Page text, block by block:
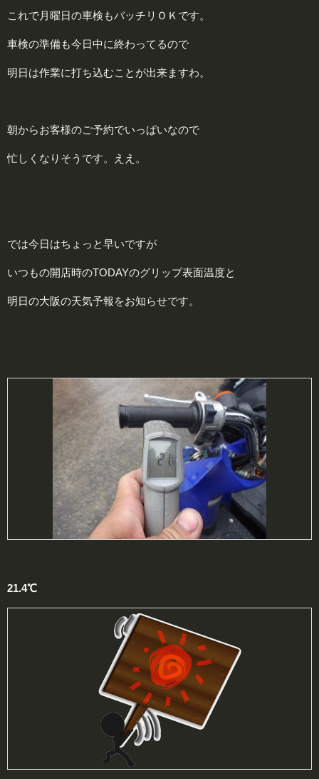
これで月曜日の車検もバッチリＯＫです。
車検の準備も今日中に終わってるので
明日は作業に打ち込むことが出来ますわ。
朝からお客様のご予約でいっぱいなので
忙しくなりそうです。ええ。
では今日はちょっと早いですが
いつもの開店時のTODAYのグリップ表面温度と
明日の大阪の天気予報をお知らせです。
21.4℃